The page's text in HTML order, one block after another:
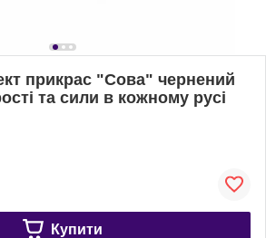
прикрас "Сова" чернений
та сили в кожному русі
Купити